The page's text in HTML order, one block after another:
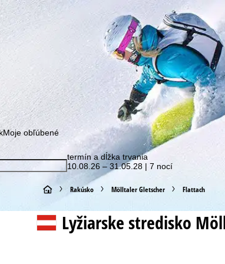
buďte prvý, kto sa dozvie o našich zľavových akciách!
Moje obľúbené
termín a dĺžka trvania
10.08.26 – 31.05.28 | 7 nocí
H
l
Rakúsko Mölltaler Gletscher Flattach
Lyžiarske stredisko